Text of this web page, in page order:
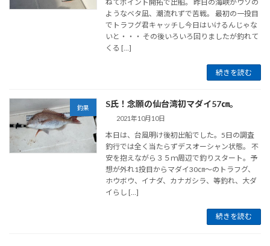
ねてポイント開拓で出船。 昨日の海峡がウソの
ようなベタ凪、潮流れずで苦戦。 最初の一投目
でトラフグ君キャッチし今日はいけるんじゃな
いと・・・ その後いろいろ回りましたが釣れて
くる […]
続きを読む
釣果 S氏！念願の仙台湾初マダイ57㎝。
2021年10月10日
本日は、台風明け後初出船でした。5日の調査
釣行では全く当たらずデスオーシャン状態。 不
安を抱えながら３５ｍ周辺で釣りスタート。予
想が外れ1投目からマダイ30㎝～のトラフグ、
ホウボウ、イナダ、カナガシラ、等釣れ、大ダ
イらし […]
続きを読む